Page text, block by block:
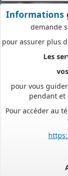
Informations
accéder aux
demande
pour assurer plus
Les
pour vous
pendant et
Pour accéder au